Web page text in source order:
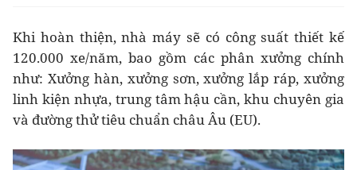
Khi hoàn thiện, nhà máy sẽ có công suất thiết kế
120.000 xe/năm, bao gồm các phân xưởng chính
như: Xưởng hàn, xưởng sơn, xưởng lắp ráp, xưởng
linh kiện nhựa, trung tâm hậu cần, khu chuyên gia
và đường thử tiêu chuẩn châu Âu (EU).